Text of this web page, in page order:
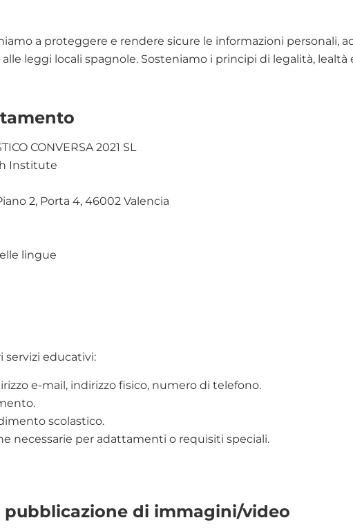
a proteggere e rendere sicure le informazioni personali,
leggi locali spagnole. Sosteniamo i principi di legalità, lealtà
CONVERSA 2021 SL
Institute
2, Porta 4, 46002 Valencia
lingue
servizi educativi:
e-mail, indirizzo fisico, numero di telefono.
scolastico.
necessarie per adattamenti o requisiti speciali.
pubblicazione di immagini/video